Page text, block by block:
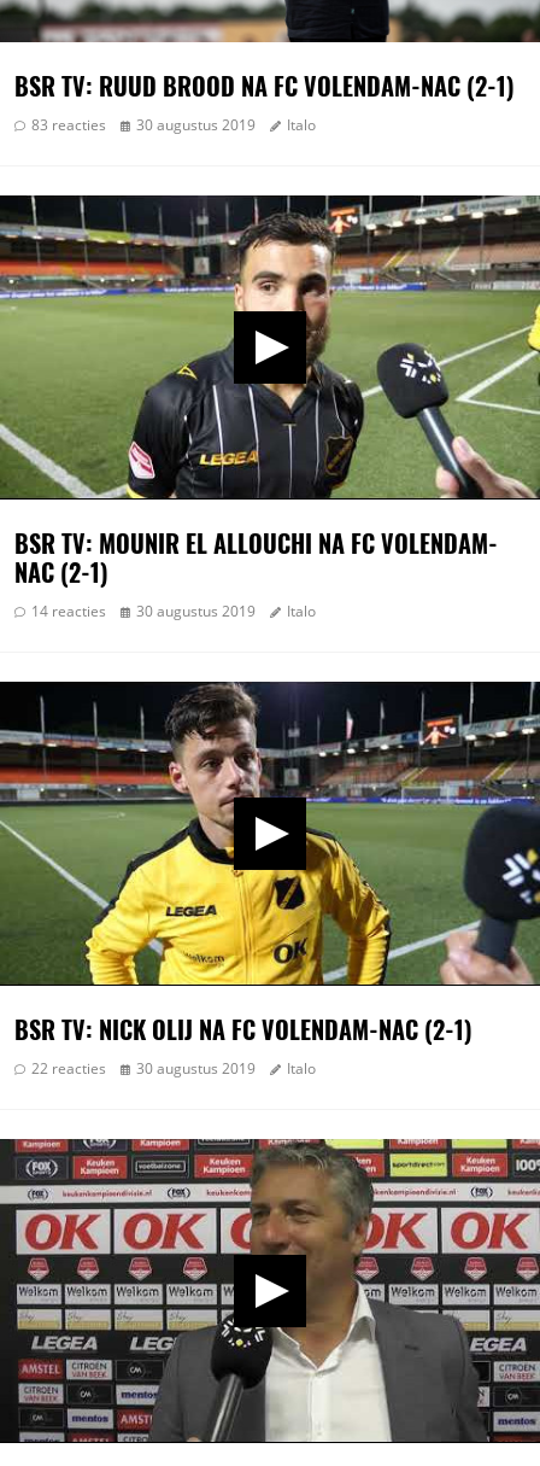
BSR TV: RUUD BROOD NA FC VOLENDAM-NAC (2-1)
83 reacties 30 augustus 2019 Italo
BSR TV: MOUNIR EL ALLOUCHI NA FC VOLENDAM-
NAC (2-1)
14 reacties 30 augustus 2019 Italo
BSR TV: NICK OLIJ NA FC VOLENDAM-NAC (2-1)
22 reacties 30 augustus 2019 Italo